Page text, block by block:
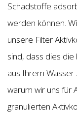
Schadstoffe
werden können.
unsere Filter
sind, dass dies
aus Ihrem
warum wir uns für
granulierten